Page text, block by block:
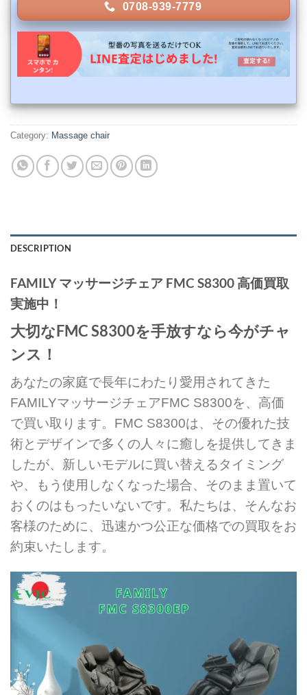
0708-939-7779
Category: Massage chair
DESCRIPTION
FAMILY マッサージチェア FMC S8300 高価買取
実施中！
大切なFMC S8300を手放すなら今がチャ
ンス！
あなたの家庭で長年にわたり愛用されてきた
FAMILYマッサージチェアFMC S8300を、高価
で買い取ります。FMC S8300は、その優れた技
術とデザインで多くの人々に癒しを提供してきま
したが、新しいモデルに買い替えるタイミング
や、もう使用しなくなった場合、そのまま置いて
おくのはもったいないです。私たちは、そんなお
客様のために、迅速かつ公正な価格での買取をお
約束いたします。